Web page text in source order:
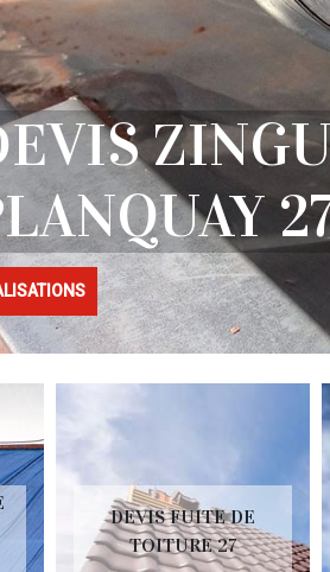
DEVIS FUITE DE
TOITURE 27